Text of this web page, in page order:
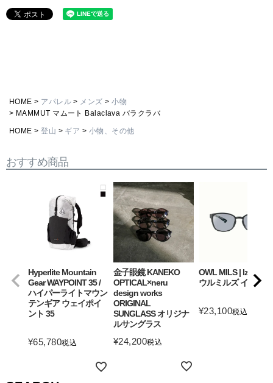
HOME アパレル メンズ
小物
MAMMUT マムート Balaclava バラクラバ
HOME 登山 ギア 小物、その他
おすすめ商品
Hyperlite Mountain
Gear WAYPOINT 35 /
ハイパーライトマウン
テンギア ウェイポイ
ント 35
¥65,780税込
金子眼鏡 KANEKO
OPTICAL×neru
design works
ORIGINAL
SUNGLASS オリジナ
ルサングラス
¥24,200税込
OWL MILS | Izanagi
ウルミルズ イザナギ
¥23,100税込